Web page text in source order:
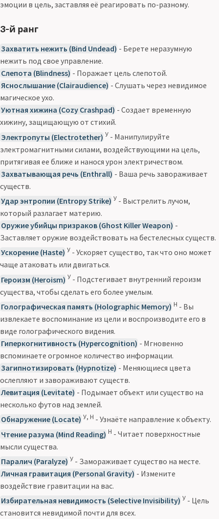
эмоции в цель, заставляя её реагировать по-разному.
3-й ранг
Захватить нежить (Bind Undead) - Берете неразумную
нежить под свое управление.
Слепота (Blindness) - Поражает цель слепотой.
Яснослышание (Clairaudience) - Слушать через невидимое
магическое ухо.
Уютная хижина (Cozy Crashpad) - Создает временную
хижину, защищающую от стихий.
Электропуты (Electrotether) У - Манипулируйте
электромагнитными силами, воздействующими на цель,
притягивая ее ближе и нанося урон электричеством.
Захватывающая речь (Enthrall) - Ваша речь завораживает
существ.
Удар энтропии (Entropy Strike) У - Выстрелить лучом,
который разлагает материю.
Оружие убийцы призраков (Ghost Killer Weapon) -
Заставляет оружие воздействовать на бестелесных существ.
Ускорение (Haste) У - Ускоряет существо, так что оно может
чаще атаковать или двигаться.
Героизм (Heroism) У - Подстегивает внутренний героизм
существа, чтобы сделать его более умелым.
Голографическая память (Holographic Memory) Н - Вы
извлекаете воспоминание из цели и воспроизводите его в
виде голографического видения.
Гиперкогнитивность (Hypercognition) - Мгновенно
вспоминаете огромное количество информации.
Загипнотизировать (Hypnotize) - Меняющиеся цвета
ослепляют и завораживают существ.
Левитация (Levitate) - Подымает объект или существо на
несколько футов над землей.
Обнаружение (Locate) У, Н - Узнаёте направление к объекту.
Чтение разума (Mind Reading) Н - Читает поверхностные
мысли существа.
Паралич (Paralyze) У - Замораживает существо на месте.
Личная гравитация (Personal Gravity) - Измените
воздействие гравитации на вас.
Избирательная невидимость (Selective Invisibility) У - Цель
становится невидимой почти для всех.